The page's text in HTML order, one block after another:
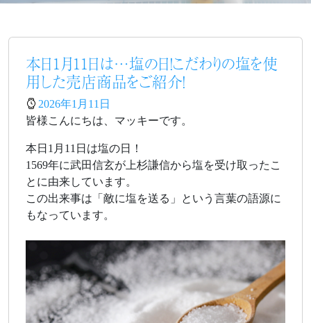
本日1月11日は…塩の日！こだわりの塩を使
用した売店商品をご紹介！
2026年1月11日
皆様こんにちは、マッキーです。
本日1月11日は塩の日！
1569年に武田信玄が上杉謙信から塩を受け取ったこ
とに由来しています。
この出来事は「敵に塩を送る」という言葉の語源に
もなっています。